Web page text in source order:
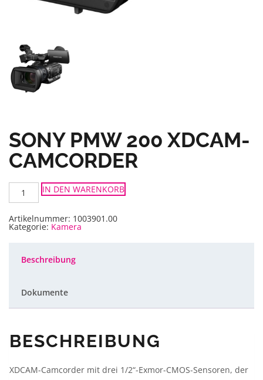
SONY PMW 200 XDCAM-
CAMCORDER
Sony
PMW
200
Camcorder
Menge
IN DEN WARENKORB
Artikelnummer: 1003901.00
Kategorie: Kamera
Beschreibung
Dokumente
BESCHREIBUNG
XDCAM-Camcorder mit drei 1/2“-Exmor-CMOS-Sensoren, der